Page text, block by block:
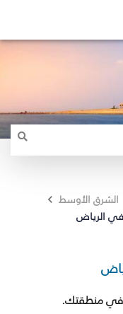
الشرق الأوسط
الرياض
في منطقتك.